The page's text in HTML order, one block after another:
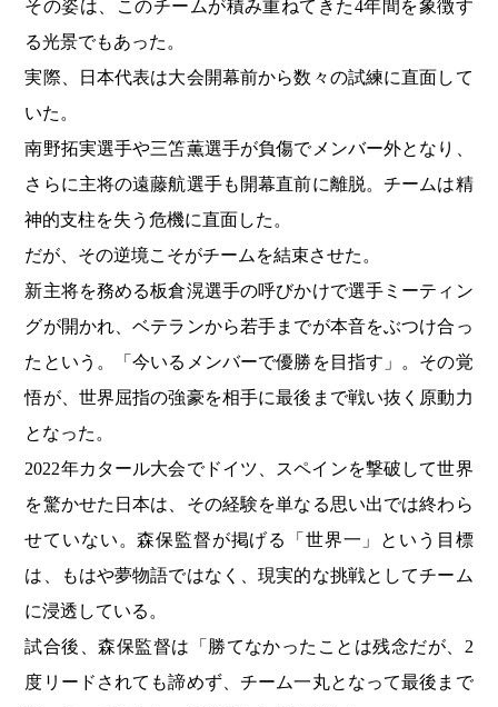
その姿は、このチームが積み重ねてきた4年間を象徴す
る光景でもあった。
実際、日本代表は大会開幕前から数々の試練に直面して
いた。
南野拓実選手や三笘薫選手が負傷でメンバー外となり、
さらに主将の遠藤航選手も開幕直前に離脱。チームは精
神的支柱を失う危機に直面した。
だが、その逆境こそがチームを結束させた。
新主将を務める板倉滉選手の呼びかけで選手ミーティン
グが開かれ、ベテランから若手までが本音をぶつけ合っ
たという。「今いるメンバーで優勝を目指す」。その覚
悟が、世界屈指の強豪を相手に最後まで戦い抜く原動力
となった。
2022年カタール大会でドイツ、スペインを撃破して世界
を驚かせた日本は、その経験を単なる思い出では終わら
せていない。森保監督が掲げる「世界一」という目標
は、もはや夢物語ではなく、現実的な挑戦としてチーム
に浸透している。
試合後、森保監督は「勝てなかったことは残念だが、2
度リードされても諦めず、チーム一丸となって最後まで